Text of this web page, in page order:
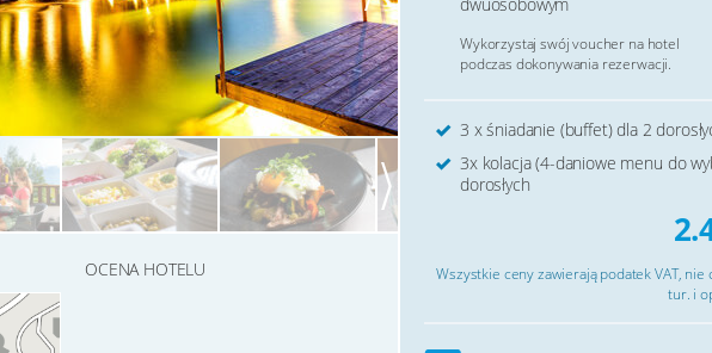
OCENA HOTELU
Wykorzystaj swój voucher na hotel
podczas dokonywania rezerwacji.
3 x śniadanie (buffet) dla 2
3x kolacja (4-daniowe menu do
dorosłych
Wszystkie ceny zawierają podatek VAT,
tur. i